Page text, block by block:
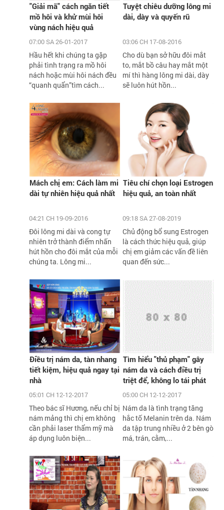
"Giải mã" cách ngăn tiết
mồ hôi và khử mùi hôi
vùng nách hiệu quả
07:00 SA 26-01-2017
Hầu hết khi chúng ta gặp
phải tình trạng ra mồ hôi
nách hoặc mùi hôi nách đều
“quanh quẩn”tìm cách...
Tuyệt chiêu dưỡng lông mi
dài, dày và quyến rũ
03:06 CH 17-08-2016
Cho dù bạn sở hữu đôi mắt
to, mắt bồ câu hay mắt một
mí thì hàng lông mi dài, dày
sẽ luôn hút hồn...
Mách chị em: Cách làm mi
dài tự nhiên hiệu quả nhất
04:21 CH 19-09-2016
Đôi lông mi dài và cong tự
nhiên trở thành điểm nhấn
hút hồn cho đôi mắt của mỗi
chúng ta. Lông mi...
Tiêu chí chọn loại Estrogen
hiệu quả, an toàn nhất
09:18 SA 27-08-2019
Chủ động bổ sung Estrogen
là cách thức hiệu quả, giúp
chị em giảm các vấn đề liên
quan đến sức...
Điều trị nám da, tàn nhang
tiết kiệm, hiệu quả ngay tại
nhà
05:01 CH 12-12-2017
Theo bác sĩ Hương, nếu chỉ bị
nám mảng thì chị em không
cần phải laser thẩm mỹ mà
áp dụng luôn biện...
Tìm hiểu "thủ phạm" gây
nám da và cách điều trị
triệt để, không lo tái phát
05:00 CH 12-12-2017
Nám da là tình trạng tăng
hắc tố Melanin trên da. Nám
da tập trung nhiều ở 2 bên gò
má, trán, cằm,...